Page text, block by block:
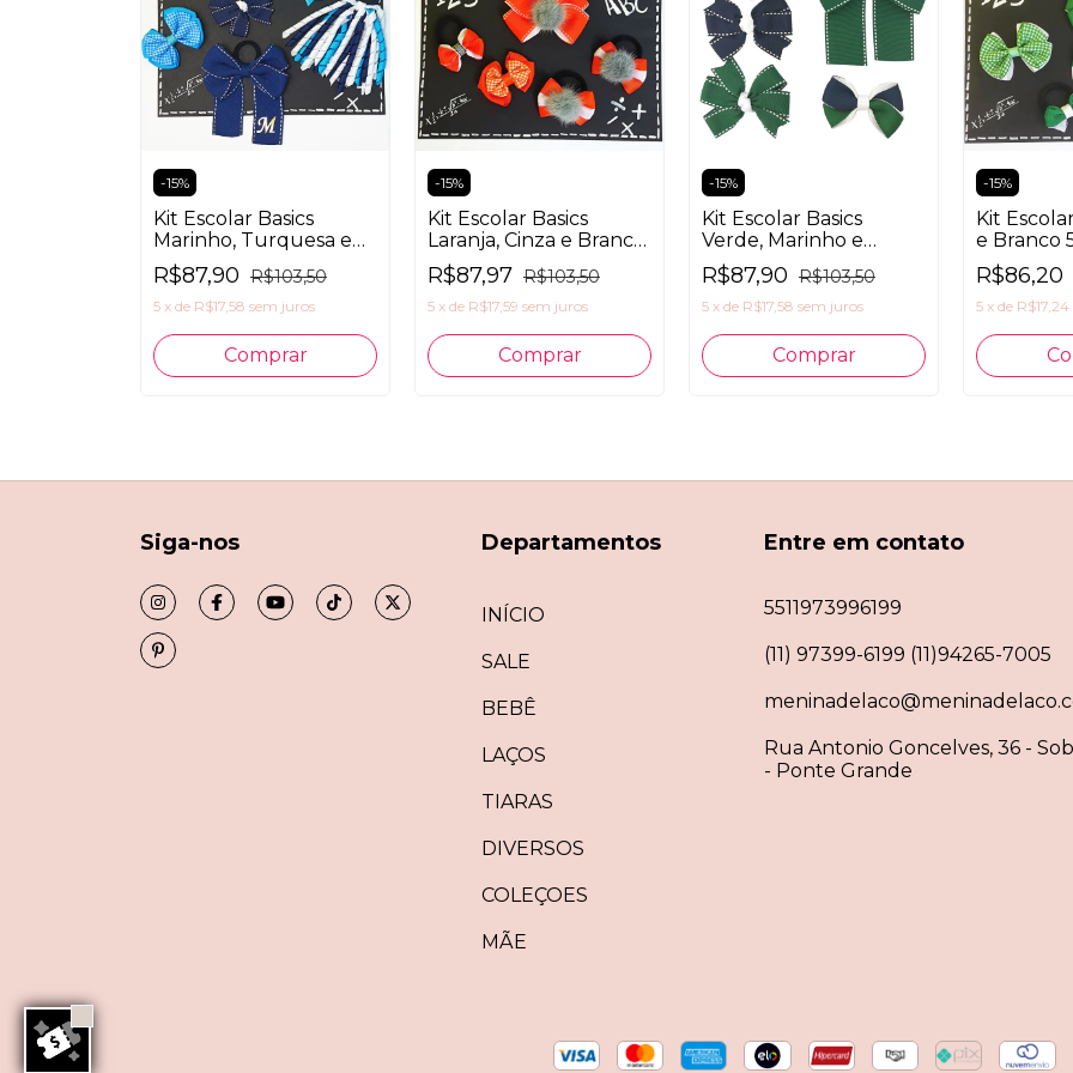
-15%
Kit Escolar Basics
Marinho, Turquesa e
Branco 5 peças
R$87,90 R$103,50
5 x de R$17,58 sem juros
-15%
Kit Escolar Basics
Laranja, Cinza e Branco
5 peças
R$87,97 R$103,50
5 x de R$17,59 sem juros
-15%
Kit Escolar Basics
Verde, Marinho e
Branco 5 peças
R$87,90 R$103,50
5 x de R$17,58 sem juros
-15%
Kit
e Branco
R$86,20
5 x de R$17,24
Siga-nos Departamentos
INÍCIO
SALE
BEBÊ
LAÇOS
TIARAS
DIVERSOS
COLEÇOES
MÃE
Entre em contato
5511973996199
(11) 97399-6199 (11)94265-7005
Rua Antonio Goncelves, 36 -
- Ponte Grande